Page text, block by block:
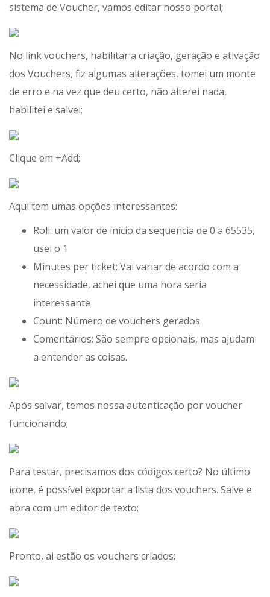
sistema de Voucher, vamos editar nosso portal;
No link vouchers, habilitar a criação, geração e ativação
dos Vouchers, fiz algumas alterações, tomei um monte
de erro e na vez que deu certo, não alterei nada,
habilitei e salvei;
Clique em +Add;
Aqui tem umas opções interessantes:
Roll: um valor de início da sequencia de 0 a 65535,
usei o 1
Minutes per ticket: Vai variar de acordo com a
necessidade, achei que uma hora seria
interessante
Count: Número de vouchers gerados
Comentários: São sempre opcionais, mas ajudam
a entender as coisas.
Após salvar, temos nossa autenticação por voucher
funcionando;
Para testar, precisamos dos códigos certo? No último
ícone, é possível exportar a lista dos vouchers. Salve e
abra com um editor de texto;
Pronto, ai estão os vouchers criados;